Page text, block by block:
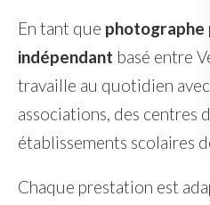
En tant que photographe
indépendant basé entre
travaille au quotidien
associations, des centres
établissements scolaires
Chaque prestation est